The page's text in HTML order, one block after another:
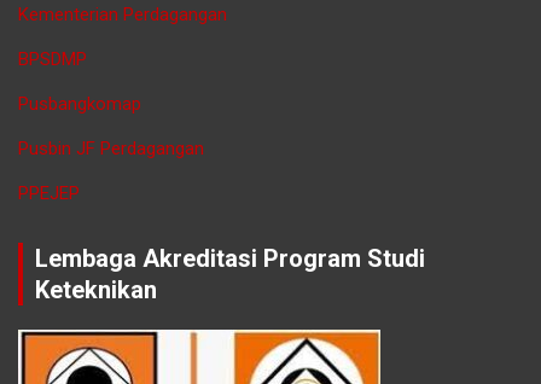
Kementerian Perdagangan
BPSDMP
Pusbangkomap
Pusbin JF Perdagangan
PPEJEP
Lembaga Akreditasi Program Studi
Keteknikan